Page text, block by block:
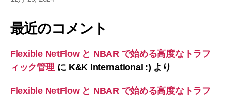
最近のコメント
Flexible NetFlow と NBAR で始める高度なトラフ
ィック管理 に K&K International :) より
Flexible NetFlow と NBAR で始める高度なトラフ